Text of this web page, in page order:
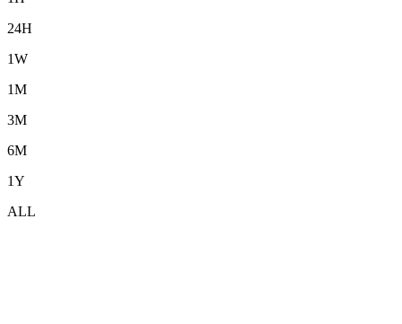
24H
1W
1M
3M
6M
1Y
ALL